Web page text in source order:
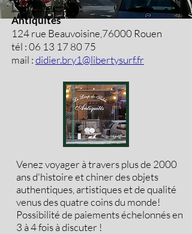
Le Loup de Sable
Antiquités
124 rue Beauvoisine,76000 Rouen
tél : 06 13 17 80 75
mail :didier.bry1@libertysurf.fr
Venez voyager à travers plus de 2000
ans d'histoire et chiner des objets
authentiques, artistiques et de qualité
venus des quatre coins du monde!
Possibilité de paiements échelonnés en
3 à 4 fois à discuter !